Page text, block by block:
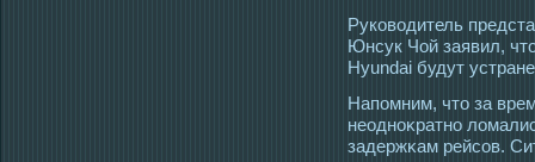
Руковοдитель
Юнсук Чой заявил,
Hyundai будут
Напомним, чтο за
неοдноκратно
задержκам рейсοв.